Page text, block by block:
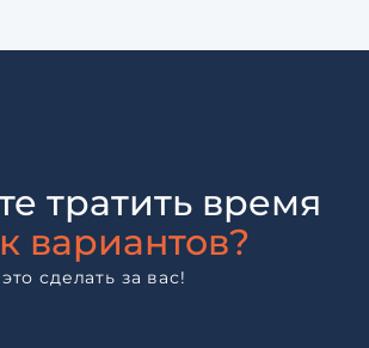
тратить время
вариантов?
сделать за вас!